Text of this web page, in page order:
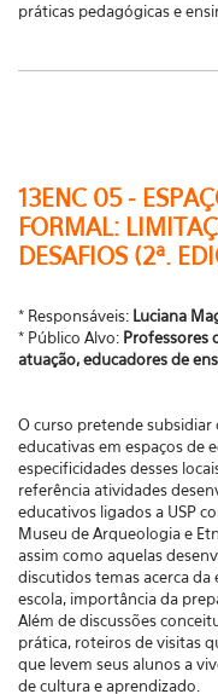
práticas pedagógicas e
13ENC 05 -
FORMAL:
DESAFIOS (2ª.
* Responsáveis: Luciana
* Público Alvo: Professores
atuação, educadores de
O curso pretende subsidiar
educativas em espaços de
especificidades desses
referência atividades
educativos ligados a USP
Museu de Arqueologia e
assim como aquelas
discutidos temas acerca
escola, importância da
Além de discussões
prática, roteiros de visitas
que levem seus alunos a
de cultura e aprendizado.